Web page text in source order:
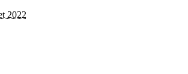
2022